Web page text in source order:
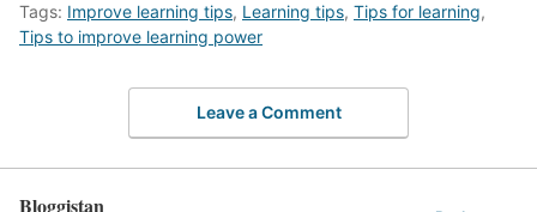
Tags: Improve learning tips, Learning tips, Tips for learning,
Tips to improve learning power
Leave a Comment
Bloggistan